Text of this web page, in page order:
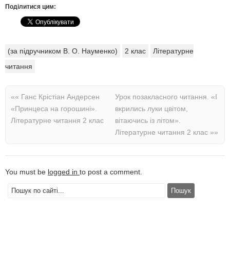
Поділитися цим:
(за підручником В. О. Науменко) 2 клас
Літературне
читання
«« Ганс Крістіан Андерсен
«Принцеса на горошині».
Літературне читання 2 клас
Урок позакласного читання. «І
вкрились луки цвітом,
вітаючись із літом».
Літературне читання 2 клас »»
You must be logged in to post a comment.